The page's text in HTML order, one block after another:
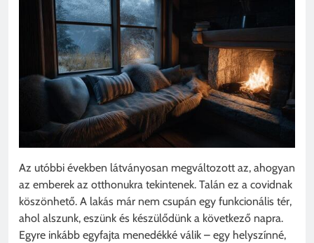
Az utóbbi években látványosan megváltozott az, ahogyan
az emberek az otthonukra tekintenek. Talán ez a covidnak
köszönhető. A lakás már nem csupán egy funkcionális tér,
ahol alszunk, eszünk és készülődünk a következő napra.
Egyre inkább egyfajta menedékké válik – egy helyszínné,